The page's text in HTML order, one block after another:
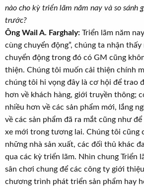
nào cho kỳ triển lãm năm nay và so sánh
trước?
Ông Wail A. Farghaly: Triển lãm năm
cùng chuyển động”, chúng ta nhận
chuyển động trong đó có GM cũng
thiện. Chúng tôi muốn cải thiện chính
chúng tôi hi vọng đây là cơ hội để trao
hơn về khách hàng, giới truyền thông;
nhiều hơn về các sản phẩm mới, lắng
về các sản phẩm đã ra mắt cũng như
xe mới trong tương lai. Chúng tôi cũng
những nhà sản xuất, các đối thủ khác
qua các kỳ triển lãm. Nhìn chung Triển
sân chơi chung để các công ty giới
chương trình phát triển sản phẩm hay